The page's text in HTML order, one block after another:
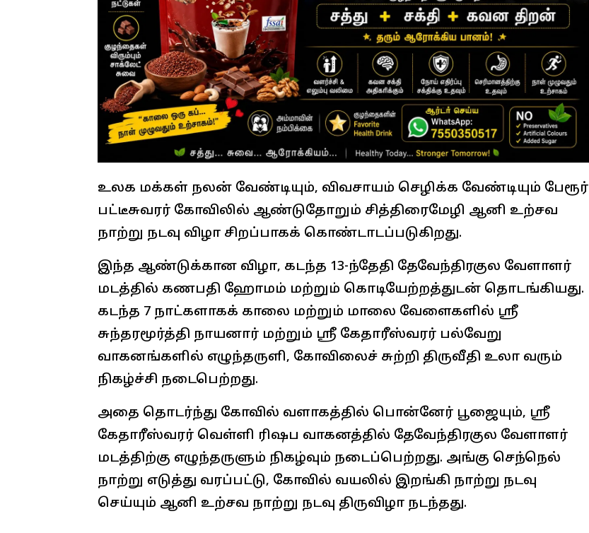
உலக மக்கள் நலன் வேண்டியும், விவசாயம் செழிக்க வேண்டியும் பேரூர்
பட்டீசுவரர் கோவிலில் ஆண்டுதோறும் சித்திரைமேழி ஆனி உற்சவ
நாற்று நடவு விழா சிறப்பாகக் கொண்டாடப்படுகிறது.
இந்த ஆண்டுக்கான விழா, கடந்த 13-ந்தேதி தேவேந்திரகுல வேளாளர்
மடத்தில் கணபதி ஹோமம் மற்றும் கொடியேற்றத்துடன் தொடங்கியது.
கடந்த 7 நாட்களாகக் காலை மற்றும் மாலை வேளைகளில் ஸ்ரீ
சுந்தரமூர்த்தி நாயனார் மற்றும் ஸ்ரீ கேதாரீஸ்வரர் பல்வேறு
வாகனங்களில் எழுந்தருளி, கோவிலைச் சுற்றி திருவீதி உலா வரும்
நிகழ்ச்சி நடைபெற்றது.
அதை தொடர்ந்து கோவில் வளாகத்தில் பொன்னேர் பூஜையும், ஸ்ரீ
கேதாரீஸ்வரர் வெள்ளி ரிஷப வாகனத்தில் தேவேந்திரகுல வேளாளர்
மடத்திற்கு எழுந்தருளும் நிகழ்வும் நடைப்பெற்றது. அங்கு செந்நெல்
நாற்று எடுத்து வரப்பட்டு, கோவில் வயலில் இறங்கி நாற்று நடவு
செய்யும் ஆனி உற்சவ நாற்று நடவு திருவிழா நடந்தது.